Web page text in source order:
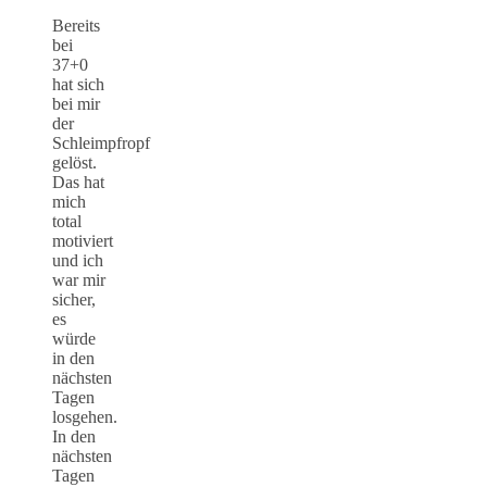
Bereits
bei
37+0
hat sich
bei mir
der
Schleimpfropf
gelöst.
Das hat
mich
total
motiviert
und ich
war mir
sicher,
es
würde
in den
nächsten
Tagen
losgehen.
In den
nächsten
Tagen